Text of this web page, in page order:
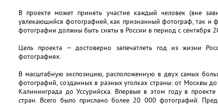
В проекте может принять участие каждый человек (вне
увлекающийся фотографией, как признанный фотограф, так и
фотографии должны быть сняты в России в период с сентября
Цель проекта — достоверно запечатлеть год из жизни
фотографиях.
В масштабную экспозицию, расположенную в двух самых
фотографий, созданных в разных уголках страны: от Москвы
Калининграда до Уссурийска. Впервые в этом году в
стран. Всего было прислано более 20 000 фотографий.